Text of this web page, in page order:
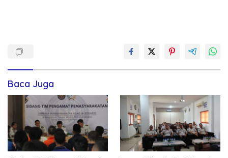
Baca Juga